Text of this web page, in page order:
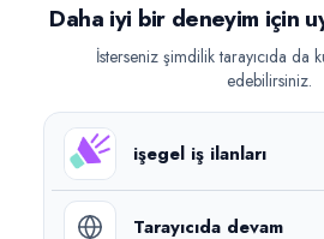
Güncel iş ilanlarını takip edin,
iletişime geçin.
©2026işegel.net. Tüm
Daha iyi bir deneyim için
İsterseniz şimdilik tarayıcıda da
edebilirsiniz.
işegel iş ilanları
Tarayıcıda devam